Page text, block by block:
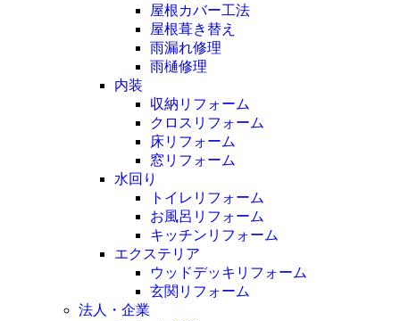
屋根カバー工法
屋根葺き替え
雨漏れ修理
雨樋修理
内装
収納リフォーム
クロスリフォーム
床リフォーム
窓リフォーム
水回り
トイレリフォーム
お風呂リフォーム
キッチンリフォーム
エクステリア
ウッドデッキリフォーム
玄関リフォーム
法人・企業